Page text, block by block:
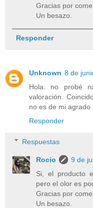
Gracias por
Un besazo.
Responder
Unknown 8 de
Hola: no probé
valoración.
no es de mi agrado
Responder
Respuestas
Rocio
9 de
Si, el producto
pero el olor es
Gracias por
Un besazo.